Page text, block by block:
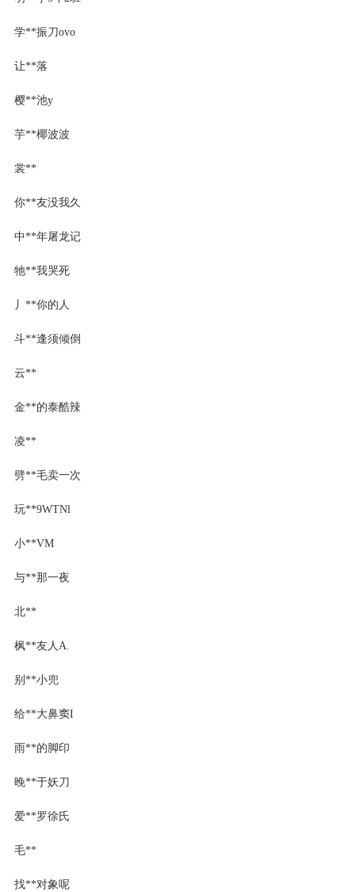
学**振刀ovo
让**落
樱**池y
芋**椰波波
裳**
你**友没我久
中**年屠龙记
牠**我哭死
丿**你的人
斗**逢须倾倒
云**
金**的泰酷辣
凌**
劈**毛卖一次
玩**9WTNl
小**VM
与**那一夜
北**
枫**友人A.
别**小兜
给**大鼻窦I
雨**的脚印
晚**于妖刀
爱**罗徐氏
毛**
找**对象呢